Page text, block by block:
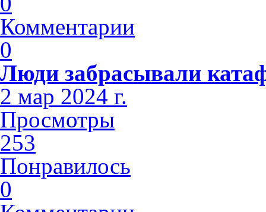
Комментарии
0
Люди забрасывали
2 мар 2024 г.
Просмотры
253
Понравилось
0